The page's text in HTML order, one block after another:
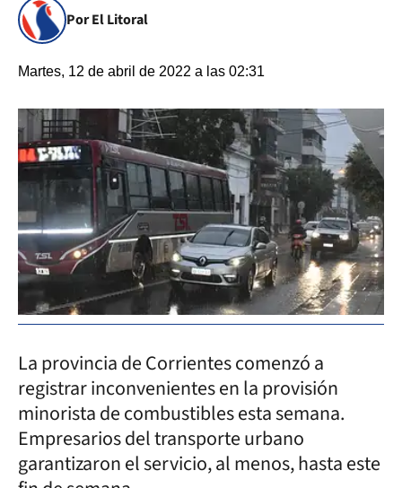
Por El Litoral
Martes, 12 de abril de 2022 a las 02:31
La provincia de Corrientes comenzó a
registrar inconvenientes en la provisión
minorista de combustibles esta semana.
Empresarios del transporte urbano
garantizaron el servicio, al menos, hasta este